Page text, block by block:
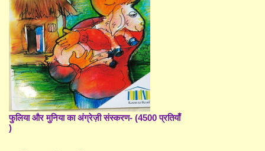
फुलिया और मुनिया का अंग्रेज़ी संस्करण- (4500 प्रतियाँ
)